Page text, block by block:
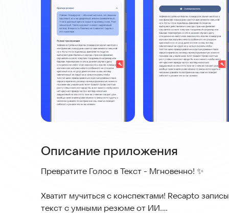
Описание приложения
Превратите Голос в Текст - Мгновенно! ✨
Хватит мучиться с конспектами! Recapto
текст с умными резюме от ИИ.